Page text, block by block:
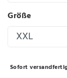
Größe
Sofort